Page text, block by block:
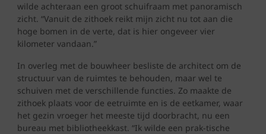
wilde achteraan een groot schuifraam met panoramisch
zicht. “Vanuit de zithoek reikt mijn zicht nu tot aan die
hoge bomen in de verte, dat is hier ongeveer vier
kilometer vandaan.”
In overleg met de bouwheer besliste de architect om de
structuur van de ruimtes te behouden, maar wel te
schuiven met de verschillende functies. Zo maakte de
zithoek plaats voor de eetruimte en is de eetkamer, waar
het gezin vroeger het meeste tijd doorbracht, nu een
bureau met bibliotheekkast. “Ik wilde een prak-tische